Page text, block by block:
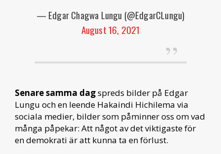
— Edgar Chagwa Lungu (@EdgarCLungu)
August 16, 2021
Senare samma dagspreds bilder på Edgar
Lungu och en leende Hakaindi Hichilema via
sociala medier, bilder som påminner oss om vad
många påpekar: Att något av det viktigaste för
en demokrati är att kunna ta en förlust.